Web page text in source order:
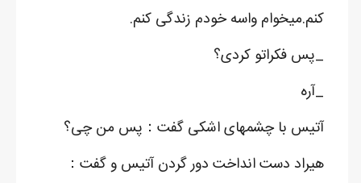
کنم.میخوام واسه خودم زندگی کنم.
_پس فکراتو کردی؟
_آره
آتیس با چشمهای اشکی گفت：پس من چی؟
هیراد دست انداخت دور گردن آتیس و گفت：